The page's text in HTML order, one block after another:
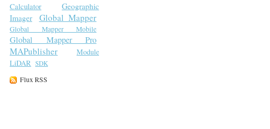
Calculator
Geographic
Imager
Global Mapper
Global Mapper Mobile
Global Mapper Pro
MAPublisher
Module
LiDAR SDK
Flux RSS